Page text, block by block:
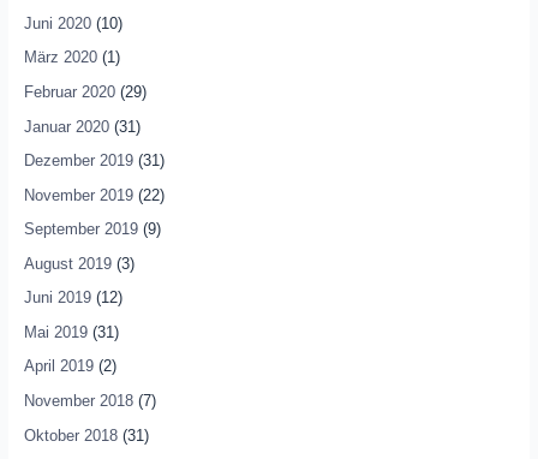
Juni 2020(10)
März 2020(1)
Februar 2020(29)
Januar 2020(31)
Dezember 2019(31)
November 2019(22)
September 2019(9)
August 2019(3)
Juni 2019(12)
Mai 2019(31)
April 2019(2)
November 2018(7)
Oktober 2018(31)